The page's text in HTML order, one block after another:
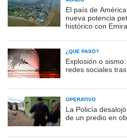
El país de
nueva potencia
histórico con
¿QUÉ PASÓ?
Explosión o
redes sociales
OPERATIVO
La Policía
de un predio en